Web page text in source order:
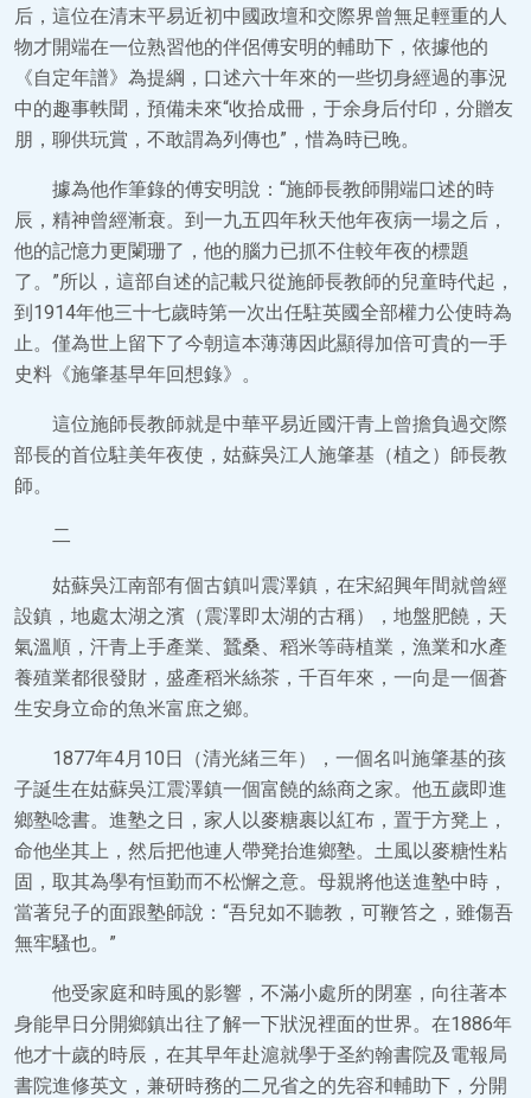
后，這位在清末平易近初中國政壇和交際界曾無足輕重的人
物才開端在一位熟習他的伴侶傅安明的輔助下，依據他的
《自定年譜》為提綱，口述六十年來的一些切身經過的事況
中的趣事軼聞，預備未來“收拾成冊，于余身后付印，分贈友
朋，聊供玩賞，不敢謂為列傳也”，惜為時已晚。
據為他作筆錄的傅安明說：“施師長教師開端口述的時
辰，精神曾經漸衰。到一九五四年秋天他年夜病一場之后，
他的記憶力更闌珊了，他的腦力已抓不住較年夜的標題
了。”所以，這部自述的記載只從施師長教師的兒童時代起，
到1914年他三十七歲時第一次出任駐英國全部權力公使時為
止。僅為世上留下了今朝這本薄薄因此顯得加倍可貴的一手
史料《施肇基早年回想錄》。
這位施師長教師就是中華平易近國汗青上曾擔負過交際
部長的首位駐美年夜使，姑蘇吳江人施肇基（植之）師長教
師。
二
姑蘇吳江南部有個古鎮叫震澤鎮，在宋紹興年間就曾經
設鎮，地處太湖之濱（震澤即太湖的古稱），地盤肥饒，天
氣溫順，汗青上手產業、蠶桑、稻米等蒔植業，漁業和水產
養殖業都很發財，盛產稻米絲茶，千百年來，一向是一個蒼
生安身立命的魚米富庶之鄉。
1877年4月10日（清光緒三年），一個名叫施肇基的孩
子誕生在姑蘇吳江震澤鎮一個富饒的絲商之家。他五歲即進
鄉塾唸書。進塾之日，家人以麥糖裹以紅布，置于方凳上，
命他坐其上，然后把他連人帶凳抬進鄉塾。土風以麥糖性粘
固，取其為學有恒勤而不松懈之意。母親將他送進塾中時，
當著兒子的面跟塾師說：“吾兒如不聽教，可鞭笞之，雖傷吾
無牢騷也。”
他受家庭和時風的影響，不滿小處所的閉塞，向往著本
身能早日分開鄉鎮出往了解一下狀況裡面的世界。在1886年
他才十歲的時辰，在其早年赴滬就學于圣約翰書院及電報局
書院進修英文，兼研時務的二兄省之的先容和輔助下，分開